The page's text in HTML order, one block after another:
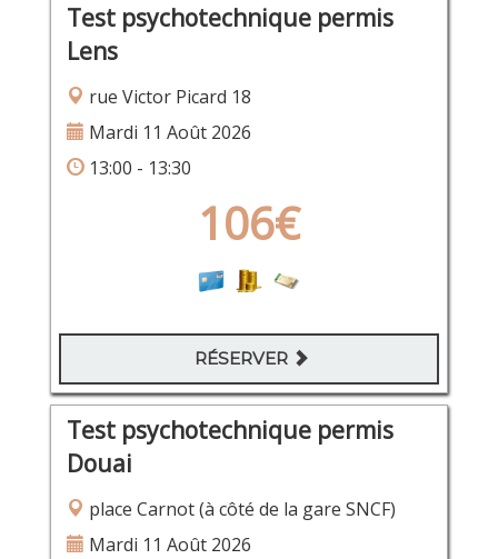
Test psychotechnique permis
Lens
rue Victor Picard 18
Mardi 11 Août 2026
13:00 - 13:30
106€
RÉSERVER
Test psychotechnique permis
Douai
place Carnot (à côté de la gare SNCF)
Mardi 11 Août 2026